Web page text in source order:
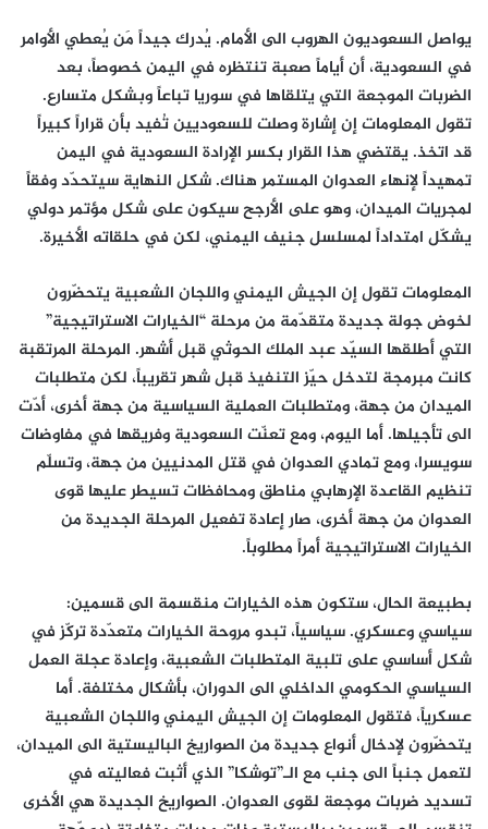
يواصل السعوديون الهروب الى الأمام. يُدرك جيداً مَن يُعطي الأوامر
في السعودية، أن أياماً صعبة تنتظره في اليمن خصوصاً، بعد
الضربات الموجعة التي يتلقاها في سوريا تباعاً وبشكل متسارع.
تقول المعلومات إن إشارة وصلت للسعوديين تُفيد بأن قراراً كبيراً
قد اتخذ. يقتضي هذا القرار بكسر الإرادة السعودية في اليمن
تمهيداً لإنهاء العدوان المستمر هناك. شكل النهاية سيتحدّد وفقاً
لمجريات الميدان، وهو على الأرجح سيكون على شكل مؤتمر دولي
يشكّل امتداداً لمسلسل جنيف اليمني، لكن في حلقاته الأخيرة.
المعلومات تقول إن الجيش اليمني واللجان الشعبية يتحضّرون
لخوض جولة جديدة متقدّمة من مرحلة “الخيارات الاستراتيجية”
التي أطلقها السيّد عبد الملك الحوثي قبل أشهر. المرحلة المرتقبة
كانت مبرمجة لتدخل حيّز التنفيذ قبل شهر تقريباً، لكن متطلبات
الميدان من جهة، ومتطلبات العملية السياسية من جهة أخرى، أدّت
الى تأجيلها. أما اليوم، ومع تعنّت السعودية وفريقها في مفاوضات
سويسرا، ومع تمادي العدوان في قتل المدنيين من جهة، وتسلّم
تنظيم القاعدة الإرهابي مناطق ومحافظات تسيطر عليها قوى
العدوان من جهة أخرى، صار إعادة تفعيل المرحلة الجديدة من
الخيارات الاستراتيجية أمراً مطلوباً.
بطبيعة الحال، ستكون هذه الخيارات منقسمة الى قسمين:
سياسي وعسكري. سياسياً، تبدو مروحة الخيارات متعدّدة تركّز في
شكل أساسي على تلبية المتطلبات الشعبية، وإعادة عجلة العمل
السياسي الحكومي الداخلي الى الدوران، بأشكال مختلفة. أما
عسكرياً، فتقول المعلومات إن الجيش اليمني واللجان الشعبية
يتحضّرون لإدخال أنواع جديدة من الصواريخ الباليستية الى الميدان،
لتعمل جنباً الى جنب مع الـ”توشكا” الذي أثبت فعاليته في
تسديد ضربات موجعة لقوى العدوان. الصواريخ الجديدة هي الأخرى